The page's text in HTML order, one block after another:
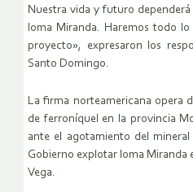
Nuestra vida y futuro
loma Miranda. Haremos todo
proyecto», expresaron los
Santo Domingo.
La firma norteamericana opera
de ferroníquel en la provincia
ante el agotamiento del
Gobierno explotar loma Miranda
Vega.